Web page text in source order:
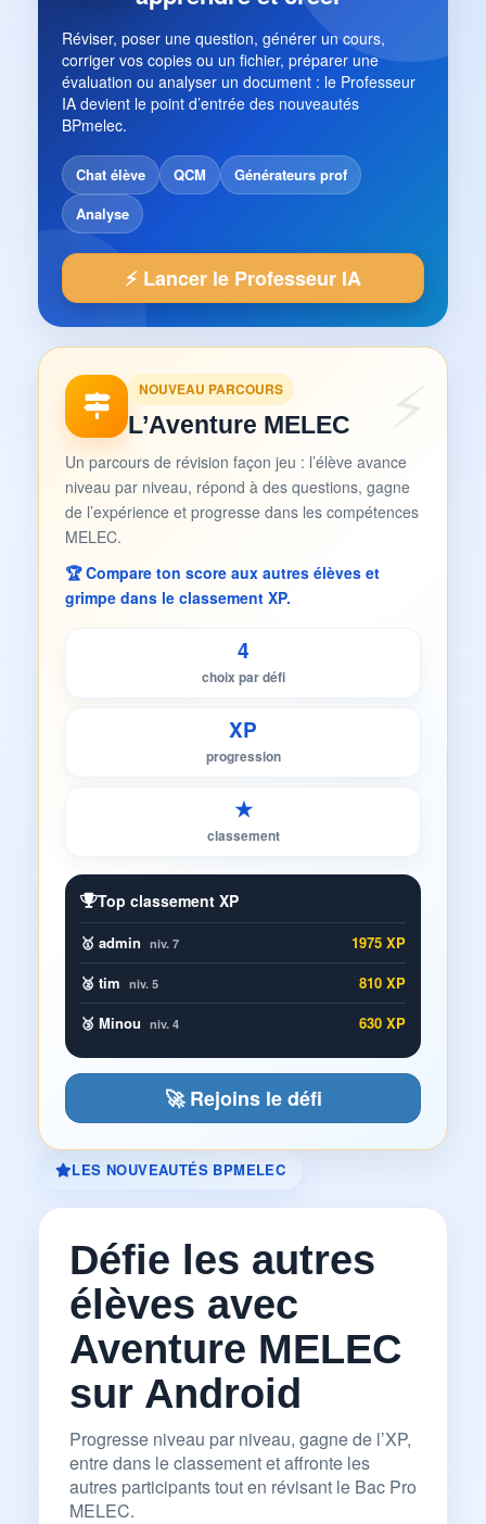
Réviser, poser une question, générer un cours,
corriger vos copies ou un fichier, préparer une
évaluation ou analyser un document : le Professeur
IA devient le point d’entrée des nouveautés
BPmelec.
Chat élève QCM
Générateurs prof
Analyse
⚡ Lancer le Professeur IA
NOUVEAU PARCOURS
L’Aventure MELEC
Un parcours de révision façon jeu : l’élève avance
niveau par niveau, répond à des questions, gagne
de l’expérience et progresse dans les compétences
MELEC.
🏆 Compare ton score aux autres élèves et
grimpe dans le classement XP.
4
choix par défi
XP
progression
★
classement
Top classement XP
🥇 admin niv. 7
1975 XP
🥈 tim niv. 5
810 XP
🥉 Minou niv. 4 630 XP
🚀 Rejoins le défi
LES NOUVEAUTÉS BPMELEC
Défie les autres
élèves avec
Aventure MELEC
sur Android
Progresse niveau par niveau, gagne de l’XP,
entre dans le classement et affronte les
autres participants tout en révisant le Bac Pro
MELEC.